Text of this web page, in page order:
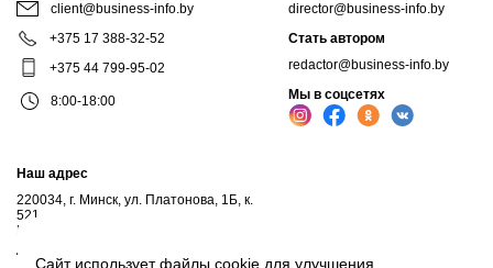
Сайт использует файлы cookie для улучшения
client@business-info.by
+375 17 388-32-52
+375 44 799-95-02
8:00-18:00
director@business-info.by
Стать автором
redactor@business-info.by
Мы в соцсетях
Наш адрес
220034, г. Минск, ул. Платонова, 1Б, к.
521
Почтовый адрес: а/я 102, 220034, г.Минск
Личный кабинет